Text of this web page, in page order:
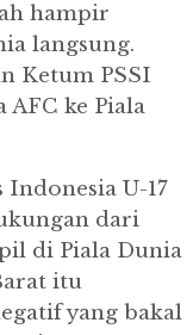
hampir
langsung.
Ketum PSSI
ke Piala
U-17
dari
di Piala Dunia
itu
yang bakal